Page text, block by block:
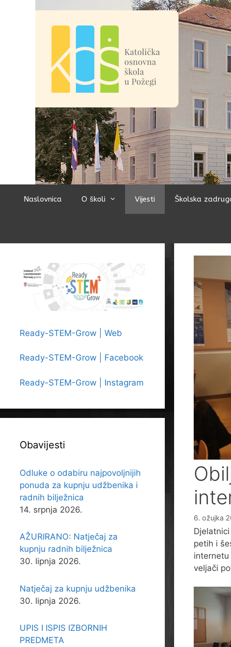
Naslovnica O školi Vijesti Školska
6. ožujka
petih i
internetu
veljači
Ready-STEM-Grow | Web
Ready-STEM-Grow | Facebook
Ready-STEM-Grow | Instagram
Obavijesti
Odluke o odabiru najpovoljnijih
ponuda za kupnju udžbenika i
radnih bilježnica
14. srpnja 2026.
AŽURIRANO: Natječaj za
kupnju radnih bilježnica
30. lipnja 2026.
Natječaj za kupnju udžbenika
30. lipnja 2026.
UPIS I ISPIS IZBORNIH
PREDMETA